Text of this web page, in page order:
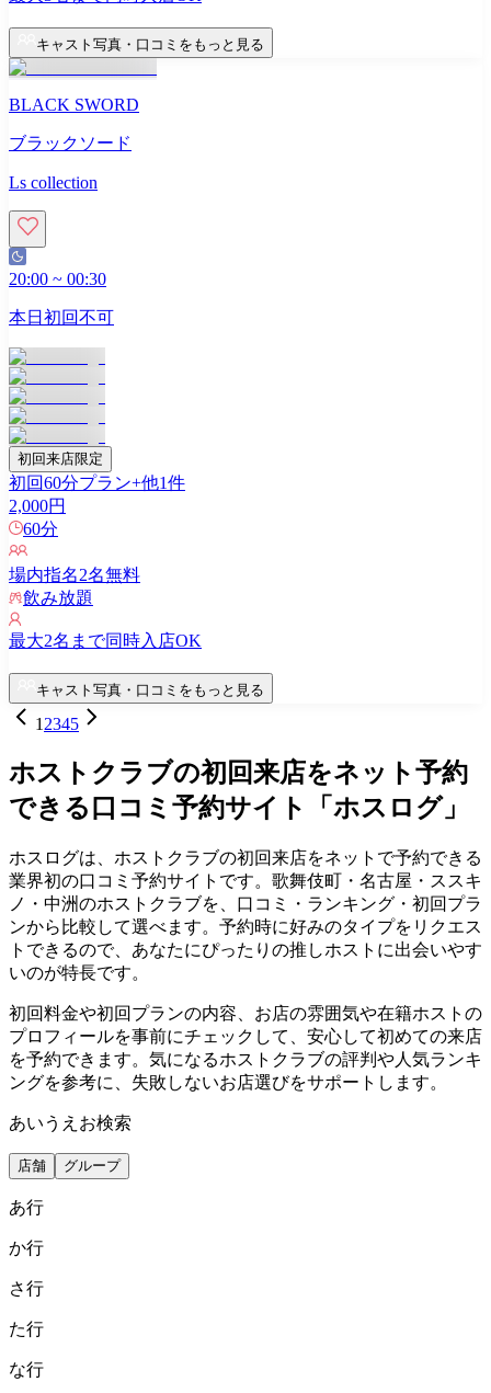
キャスト写真・口コミをもっと見る
BLACK SWORD
ブラックソード
Ls collection
20:00 ~ 00:30
本日初回不可
初回来店限定
初回60分プラン+他1件
2,000円
60分
場内指名2名無料
飲み放題
最大2名まで同時入店OK
キャスト写真・口コミをもっと見る
1 2345
ホストクラブの初回来店をネット予約
できる口コミ予約サイト「ホスログ」
ホスログは、ホストクラブの初回来店をネットで予約できる
業界初の口コミ予約サイトです。歌舞伎町・名古屋・ススキ
ノ・中洲のホストクラブを、口コミ・ランキング・初回プラ
ンから比較して選べます。予約時に好みのタイプをリクエス
トできるので、あなたにぴったりの推しホストに出会いやす
いのが特長です。
初回料金や初回プランの内容、お店の雰囲気や在籍ホストの
プロフィールを事前にチェックして、安心して初めての来店
を予約できます。気になるホストクラブの評判や人気ランキ
ングを参考に、失敗しないお店選びをサポートします。
あいうえお検索
店舗 グループ
あ行
か行
さ行
た行
な行